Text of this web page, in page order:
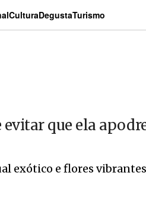
CulturaDegustaTurismo
que ela
exótico e flores